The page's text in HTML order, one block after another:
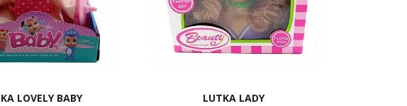
LOVELY BABY
LUTKA LADY